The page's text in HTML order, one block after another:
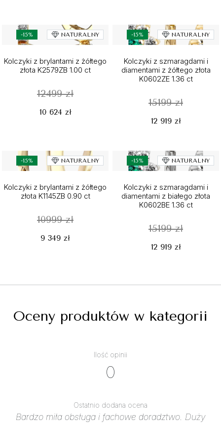
-15% NATURALNY
Kolczyki z brylantami z żółtego
złota K2579ZB 1.00 ct
12499 zł
10 624 zł
-15% NATURALNY
Kolczyki z szmaragdami i
diamentami z żółtego złota
K0602ZE 1.36 ct
15199 zł
12 919 zł
-15% NATURALNY
Kolczyki z brylantami z żółtego
złota K1145ZB 0.90 ct
10999 zł
9 349 zł
-15% NATURALNY
Kolczyki z szmaragdami i
diamentami z białego złota
K0602BE 1.36 ct
15199 zł
12 919 zł
Oceny produktów w kategorii
Ilość opinii
0
Ostatnio dodana ocena
Bardzo miła obsługa i fachowe doradztwo. Duży